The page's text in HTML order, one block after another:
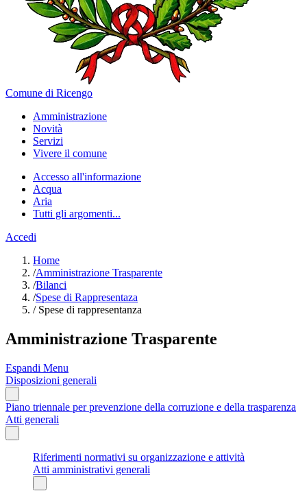
Comune di Ricengo
Amministrazione
Novità
Servizi
Vivere il comune
Accesso all'informazione
Acqua
Aria
Tutti gli argomenti...
Accedi
Home
/Amministrazione Trasparente
/Bilanci
/Spese di Rappresentaza
/Spese di rappresentanza
Amministrazione Trasparente
Espandi Menu
Disposizioni generali
Piano triennale per prevenzione della corruzione e della trasparenza
Atti generali
Riferimenti normativi su organizzazione e attività
Atti amministrativi generali